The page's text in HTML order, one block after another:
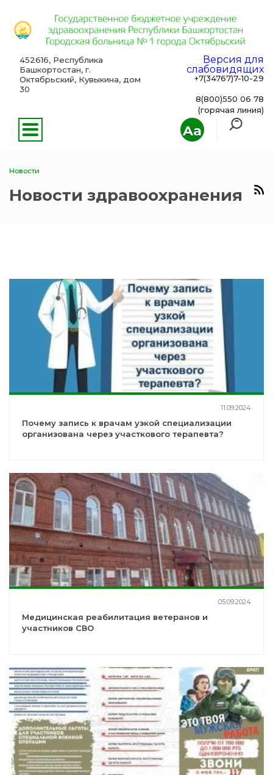
Aa
452616, Республика
Башкортостан, г.
Октябрьский, Кувыкина, дом
30
Версия для
слабовидящих
+7(34767)7-10-29
8(800)550 06 78
(горячая линия)
Новости
Новости здравоохранения
11.09.2024
Почему запись к врачам узкой специализации
организована через участкового терапевта?
05.09.2024
Медицинская реабилитация ветеранов и
участников СВО